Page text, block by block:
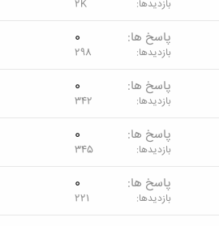
بازدیدها 2K
پاسخ ها 0
بازدیدها 298
پاسخ ها 0
بازدیدها 342
پاسخ ها 0
بازدیدها 345
پاسخ ها 0
بازدیدها 221